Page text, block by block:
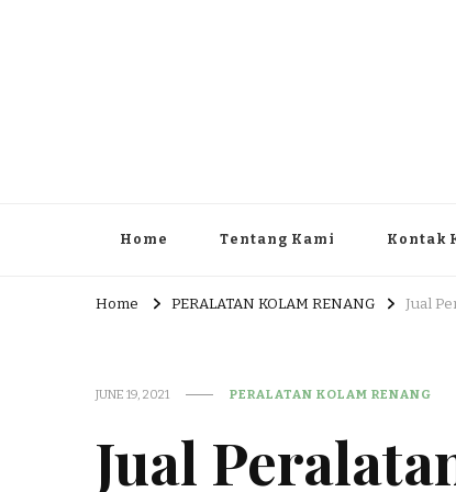
Home Tentang Kami Kontak
Home PERALATAN KOLAM RENANG Jual
JUNE 19, 2021 PERALATAN KOLAM RENANG
Jual